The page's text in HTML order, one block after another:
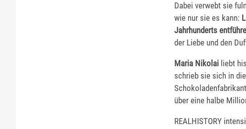
Dabei verwebt sie
wie nur sie es kann:
Jahrhunderts
der Liebe und den
Maria Nikolai liebt
schrieb sie sich in
über eine halbe
REALHISTORY